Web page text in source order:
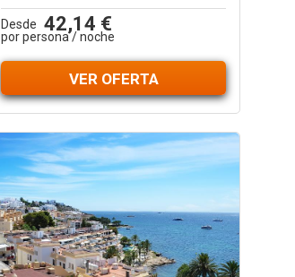
Desde 42,14 €
por persona / noche
VER OFERTA